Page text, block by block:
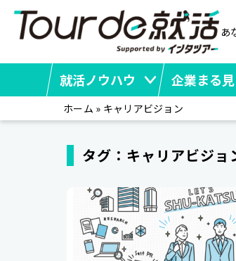
あ
就活ノウハウ 企業まる
ホーム » キャリアビジョン
タグ：キャリアビジョ